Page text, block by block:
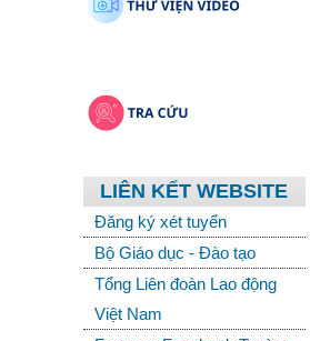
LIÊN KẾT WEBSITE
Đăng ký xét tuyển
Bộ Giáo dục - Đào tạo
Tổng Liên đoàn Lao động
Việt Nam